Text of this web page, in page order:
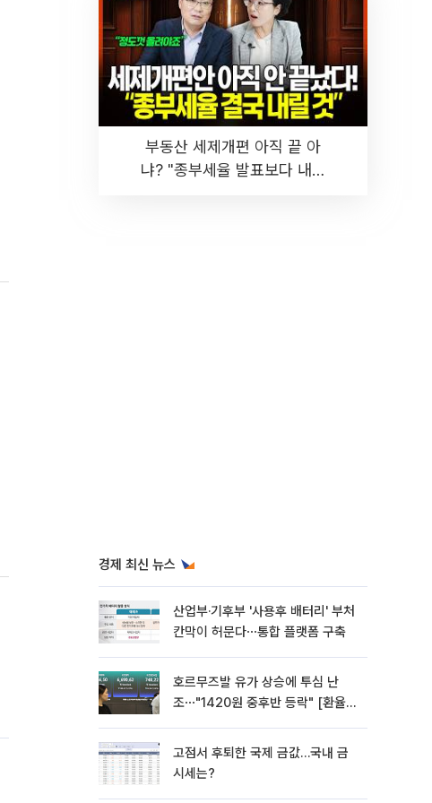
부동산 세제개편 아직 끝 아
냐? "종부세율 발표보다 내릴
경제 최신 뉴스
산업부·기후부 '사용후 배터리' 부처
칸막이 허문다⋯통합 플랫폼 구축
호르무즈발 유가 상승에 투심 난
조⋯"1420원 중후반 등락" [환율전
고점서 후퇴한 국제 금값…국내 금
시세는?